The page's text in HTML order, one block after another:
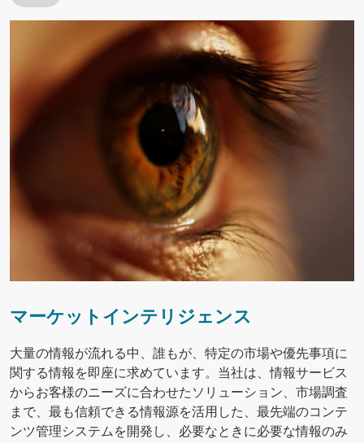
マーケットインテリジェンス
大量の情報が流れる中、誰もが、特定の市場や優先事項に
関する情報を即座に求めています。当社は、情報サービス
からお客様のニーズに合わせたソリューション、市場調査
まで、最も信頼できる情報源を活用した、最先端のコンテ
ンツ管理システムを開発し、必要なときに必要な情報のみ